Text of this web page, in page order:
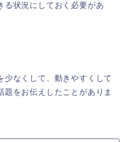
る状況にしておく必要があ
少なくして、動きやすくして
題をお伝えしたことがありま